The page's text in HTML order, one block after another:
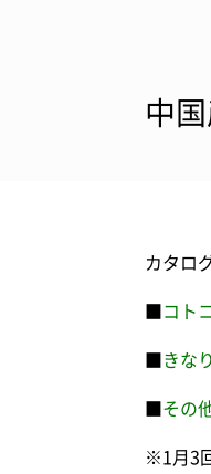
中
カタロ
コト
きなり
その
※1月3